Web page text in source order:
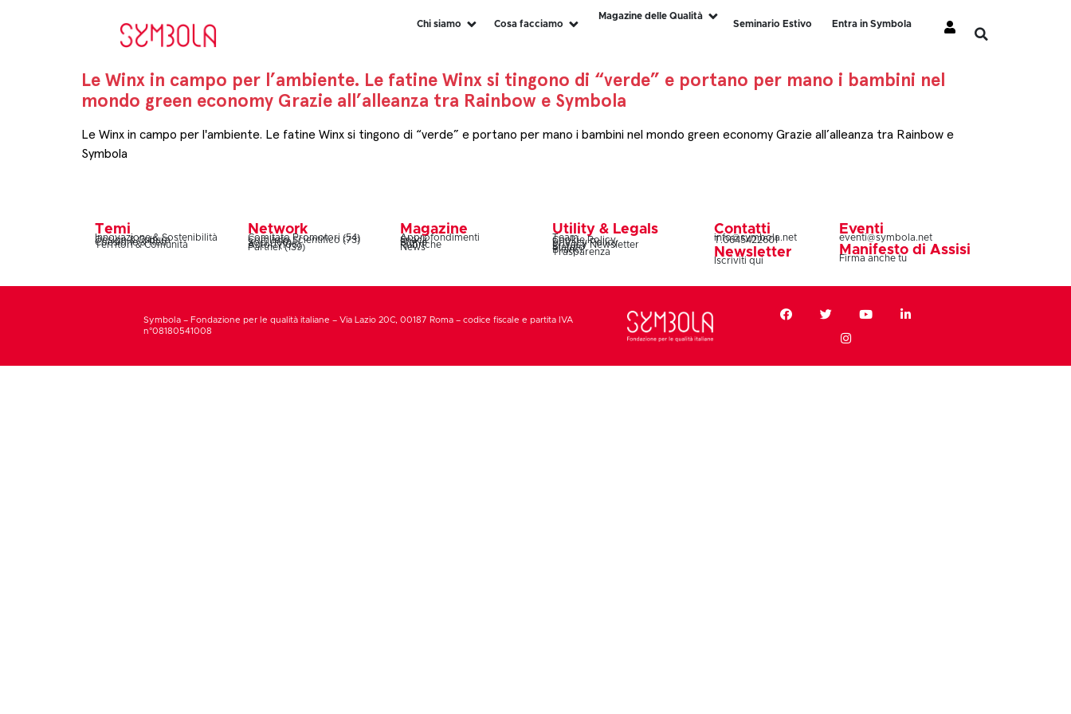
Chi siamo Cosa facciamo
Magazine delle Qualità
Seminario Estivo
Entra in Symbola
Le Winx in campo per l’ambiente. Le fatine Winx si tingono di “verde” e portano per mano i bambini nel
mondo green economy Grazie all’alleanza tra Rainbow e Symbola
Le Winx in campo per l'ambiente. Le fatine Winx si tingono di “verde” e portano per mano i bambini nel mondo green economy Grazie all’alleanza tra Rainbow e
Symbola
Temi
Innovazione & Sostenibilità
Design & Cultura
Coesione & Reti
Territori & Comunità
Network
Comitato Promotori (54)
Comitato Scientifico (73)
Soci (160)
Autori (106)
Partner (139)
Magazine
Approfondimenti
Snack
Storie
Rubriche
News
Utility & Legals
Team
Cookie Policy
Privacy Policy
Privacy Newsletter
Statuto
Bilanci
Trasparenza
Contatti
info@symbola.net
T.0645422601
Newsletter
Iscriviti qui
Eventi
eventi@symbola.net
Manifesto di Assisi
Firma anche tu
Symbola – Fondazione per le qualità italiane – Via Lazio 20C, 00187 Roma – codice fiscale e partita IVA
n°08180541008